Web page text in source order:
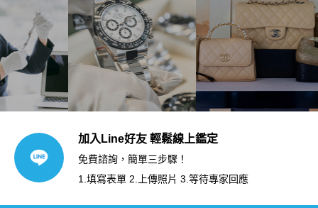
加入Line好友 輕鬆線上鑑定
免費諮詢，簡單三步驟！
1.填寫表單 2.上傳照片 3.等待專家回應